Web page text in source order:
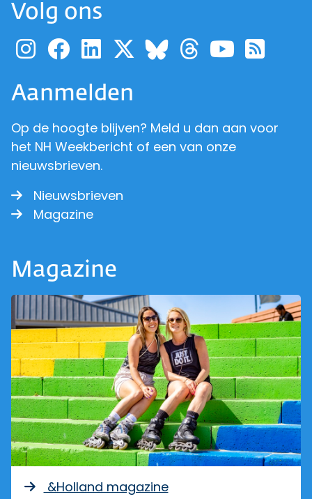
Volg ons
Ga naar de pagina van
Ga naar de pagina
Ga naar de
Ga naar de
Ga naar de
Ga naar
Ga
Aanmelden
Op de hoogte blijven? Meld u dan aan voor
het NH Weekbericht of een van onze
nieuwsbrieven.
Nieuwsbrieven
Magazine
Magazine
&Holland magazine